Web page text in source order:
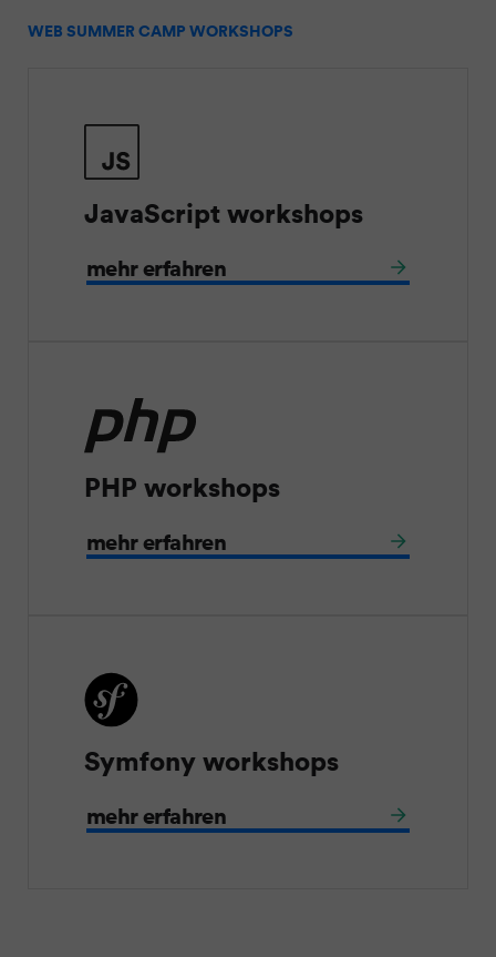
WEB SUMMER CAMP WORKSHOPS
JavaScript workshops
mehr erfahren
PHP workshops
mehr erfahren
Symfony workshops
mehr erfahren